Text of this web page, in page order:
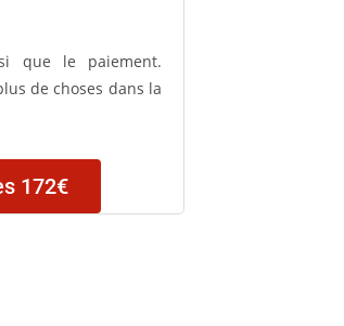
que le paiement.
de choses dans la
172€